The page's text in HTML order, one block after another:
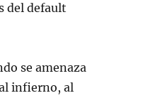
del default
se amenaza
infierno, al